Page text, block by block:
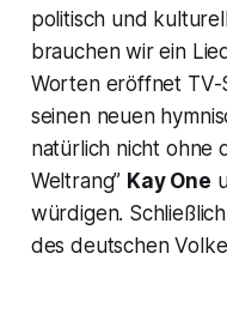
politisch und
brauchen wir ein
Worten eröffnet TV-
seinen neuen
natürlich nicht ohne
Weltrang” Kay One
würdigen.
des deutschen